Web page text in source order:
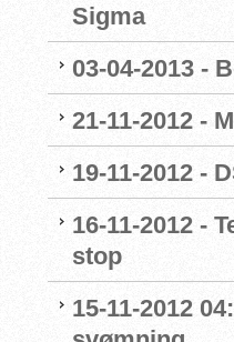
Sigma
03-04-2013 -
21-11-2012 -
19-11-2012 -
16-11-2012 -
stop
15-11-2012